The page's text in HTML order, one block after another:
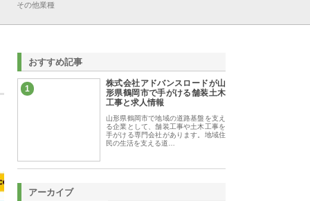
その他業種
おすすめ記事
1
株式会社アドバンスロードが山
形県鶴岡市で手がける舗装土木
工事と求人情報
山形県鶴岡市で地域の道路基盤を支え
る企業として、舗装工事や土木工事を
手がける専門会社があります。地域住
民の生活を支える道…
アーカイブ